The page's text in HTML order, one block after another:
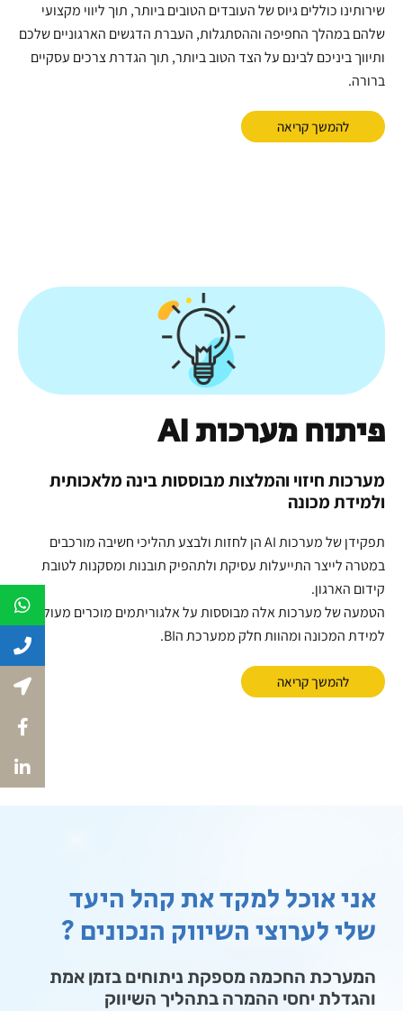
שירותינו כוללים גיוס של העובדים הטובים ביותר, תוך ליווי מקצועי
שלהם במהלך החפיפה וההסתגלות, העברת הדגשים הארגוניים שלכם
ותיווך ביניכם לבינם על הצד הטוב ביותר, תוך הגדרת צרכים עסקיים
ברורה.
להמשך קריאה
פיתוח מערכות AI
מערכות חיזוי והמלצות מבוססות בינה מלאכותית
ולמידת מכונה
תפקידן של מערכות AI הן לחזות ולבצע תהליכי חשיבה מורכבים
במטרה לייצר התייעלות עסיקת ולתהפיק תובנות ומסקנות לטובת
קידום הארגון.
הטמעה של מערכות אלה מבוססות על אלגוריתמים מוכרים מעולמות
למידת המכונה ומהוות חלק ממערכת הBI.
להמשך קריאה
אני אוכל למקד את קהל היעד
שלי לערוצי השיווק הנכונים ?
המערכת החכמה מספקת ניתוחים בזמן אמת
והגדלת יחסי ההמרה בתהליך השיווק